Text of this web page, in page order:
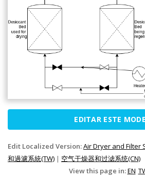
EDITAR ESTE
Edit Localized Version:Air Dryer and Filter
和過濾系統(TW) | 空气干燥器和过滤系统(CN)
View this page in:EN